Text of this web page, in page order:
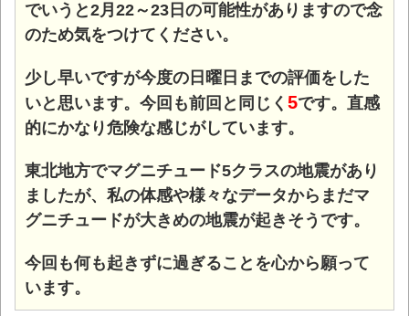
でいうと2月22～23日の可能性がありますので念
のため気をつけてください。
少し早いですが今度の日曜日までの評価をした
いと思います。今回も前回と同じく 5です。直感
的にかなり危険な感じがしています。
東北地方でマグニチュード5クラスの地震があり
ましたが、私の体感や様々なデータからまだマ
グニチュードが大きめの地震が起きそうです。
今回も何も起きずに過ぎることを心から願って
います。